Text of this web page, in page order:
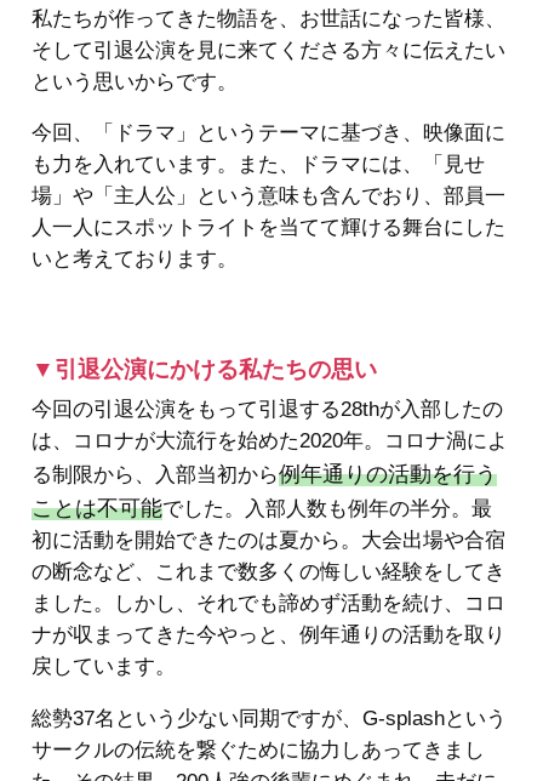
私たちが作ってきた物語を、お世話になった皆様、
そして引退公演を見に来てくださる方々に伝えたい
という思いからです。
今回、「ドラマ」というテーマに基づき、映像面に
も力を入れています。また、ドラマには、「見せ
場」や「主人公」という意味も含んでおり、部員一
人一人にスポットライトを当てて輝ける舞台にした
いと考えております。
▼引退公演にかける私たちの思い
今回の引退公演をもって引退する28thが入部したの
は、コロナが大流行を始めた2020年。コロナ渦によ
る制限から、入部当初から例年通りの活動を行う
ことは不可能でした。入部人数も例年の半分。最
初に活動を開始できたのは夏から。大会出場や合宿
の断念など、これまで数多くの悔しい経験をしてき
ました。しかし、それでも諦めず活動を続け、コロ
ナが収まってきた今やっと、例年通りの活動を取り
戻しています。
総勢37名という少ない同期ですが、G-splashという
サークルの伝統を繋ぐために協力しあってきまし